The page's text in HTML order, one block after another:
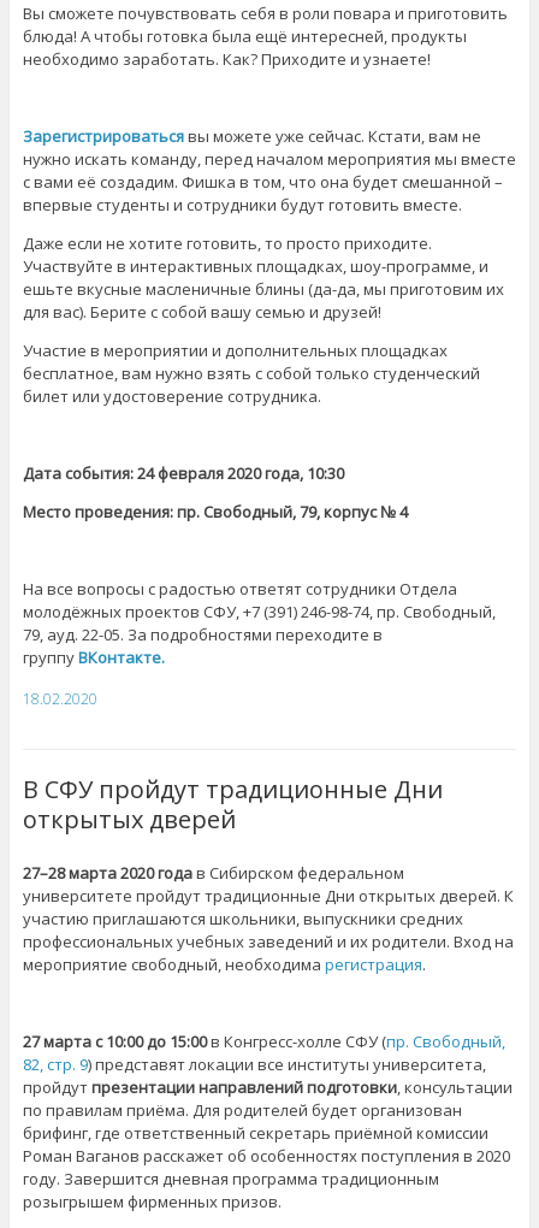
Вы сможете почувствовать себя в роли повара и приготовить
блюда! А чтобы готовка была ещё интересней, продукты
необходимо заработать. Как? Приходите и узнаете!
Зарегистрироватьсявы можете уже сейчас. Кстати, вам не
нужно искать команду, перед началом мероприятия мы вместе
с вами её создадим. Фишка в том, что она будет смешанной –
впервые студенты и сотрудники будут готовить вместе.
Даже если не хотите готовить, то просто приходите.
Участвуйте в интерактивных площадках, шоу-программе, и
ешьте вкусные масленичные блины (да-да, мы приготовим их
для вас). Берите с собой вашу семью и друзей!
Участие в мероприятии и дополнительных площадках
бесплатное, вам нужно взять с собой только студенческий
билет или удостоверение сотрудника.
Дата события: 24 февраля 2020 года, 10:30
Место проведения: пр. Свободный, 79, корпус № 4
На все вопросы с радостью ответят сотрудники Отдела
молодёжных проектов СФУ, +7 (391) 246-98-74, пр. Свободный,
79, ауд. 22-05. За подробностями переходите в
группуВКонтакте.
18.02.2020
В СФУ пройдут традиционные Дни
открытых дверей
27–28 марта 2020 годав Сибирском федеральном
университете пройдут традиционные Дни открытых дверей. К
участию приглашаются школьники, выпускники средних
профессиональных учебных заведений и их родители. Вход на
мероприятие свободный, необходима регистрация.
27 марта с 10:00 до 15:00в Конгресс-холле СФУ (пр. Свободный,
82, стр. 9) представят локации все институты университета,
пройдутпрезентации направлений подготовки, консультации
по правилам приёма. Для родителей будет организован
брифинг, где ответственный секретарь приёмной комиссии
Роман Ваганов расскажет об особенностях поступления в 2020
году. Завершится дневная программа традиционным
розыгрышем фирменных призов.